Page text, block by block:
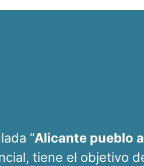
“Alicante pueblo
tiene el objetivo